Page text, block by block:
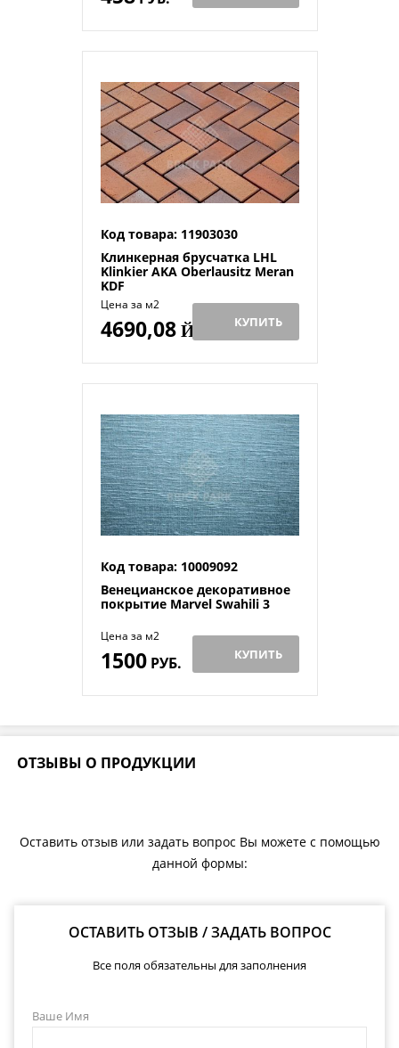
Код товара: 11903030
Клинкерная брусчатка LHL
Klinkier AKA Oberlausitz Meran
KDF
Цена за м2
4690,08Й КУПИТЬ
Код товара: 10009092
Венецианское декоративное
покрытие Marvel Swahili 3
Цена за м2
1500РУБ. КУПИТЬ
ОТЗЫВЫ О ПРОДУКЦИИ
Оставить отзыв или задать вопрос Вы можете с помощью
данной формы:
ОСТАВИТЬ ОТЗЫВ / ЗАДАТЬ ВОПРОС
Все поля обязательны для заполнения
Ваше Имя